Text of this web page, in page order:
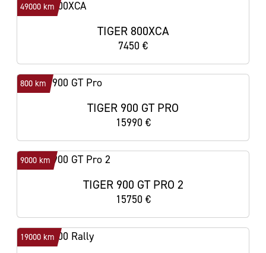
49000 km
TIGER 800XCA
7450 €
800 km
TIGER 900 GT PRO
15990 €
9000 km
TIGER 900 GT PRO 2
15750 €
19000 km